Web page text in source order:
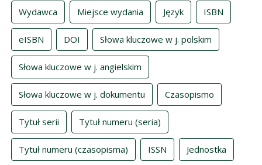
Wydawca Miejsce wydania Język ISBN
eISBN DOI Słowa kluczowe w j. polskim
Słowa kluczowe w j. angielskim
Słowa kluczowe w j. dokumentu Czasopismo
Tytuł serii Tytuł numeru (seria)
Tytuł numeru (czasopisma) ISSN Jednostka